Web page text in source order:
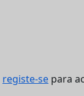
registe-se para